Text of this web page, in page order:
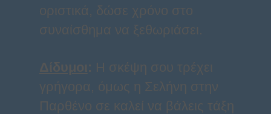
οριστικά, δώσε χρόνο στο
συναίσθημα να ξεθωριάσει.
Δίδυμοι: Η σκέψη σου τρέχει
γρήγορα, όμως η Σελήνη στην
Παρθένο σε καλεί να βάλεις τάξη